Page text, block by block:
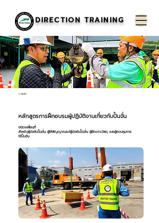
DIRECTION TRAINING
< กลับไป
หลักสูตรการฝึกอบรมผู้ปฏิบัติงานเกี่ยวกับปั้นจั่น
ชนิดเคลื่อนที่
สำหรับผู้บังคับปั้นจั่น ผู้ให้สัญญาณแก่ผู้บังคับปั้นจั่น ผู้ยึดเกาะวัสดุ และผู้ควบคุมการ
ใช้ปั้นจั่น